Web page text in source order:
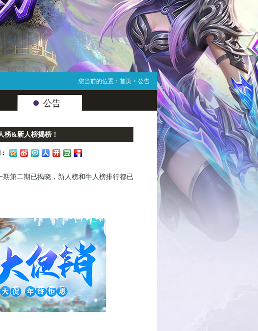
您当前的位置： 首页 > 公告
公告
榜&新人榜揭榜！
第二期已揭晓，新人榜和牛人榜排行都已